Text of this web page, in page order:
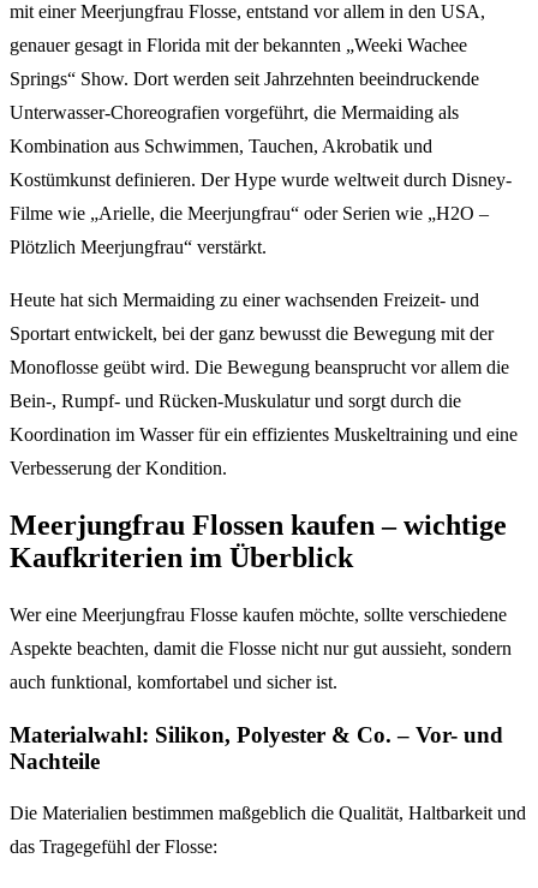
mit einer Meerjungfrau Flosse, entstand vor allem in den USA,
genauer gesagt in Florida mit der bekannten „Weeki Wachee
Springs“ Show. Dort werden seit Jahrzehnten beeindruckende
Unterwasser-Choreografien vorgeführt, die Mermaiding als
Kombination aus Schwimmen, Tauchen, Akrobatik und
Kostümkunst definieren. Der Hype wurde weltweit durch Disney-
Filme wie „Arielle, die Meerjungfrau“ oder Serien wie „H2O –
Plötzlich Meerjungfrau“ verstärkt.
Heute hat sich Mermaiding zu einer wachsenden Freizeit- und
Sportart entwickelt, bei der ganz bewusst die Bewegung mit der
Monoflosse geübt wird. Die Bewegung beansprucht vor allem die
Bein-, Rumpf- und Rücken-Muskulatur und sorgt durch die
Koordination im Wasser für ein effizientes Muskeltraining und eine
Verbesserung der Kondition.
Meerjungfrau Flossen kaufen – wichtige
Kaufkriterien im Überblick
Wer eine Meerjungfrau Flosse kaufen möchte, sollte verschiedene
Aspekte beachten, damit die Flosse nicht nur gut aussieht, sondern
auch funktional, komfortabel und sicher ist.
Materialwahl: Silikon, Polyester & Co. – Vor- und
Nachteile
Die Materialien bestimmen maßgeblich die Qualität, Haltbarkeit und
das Tragegefühl der Flosse: